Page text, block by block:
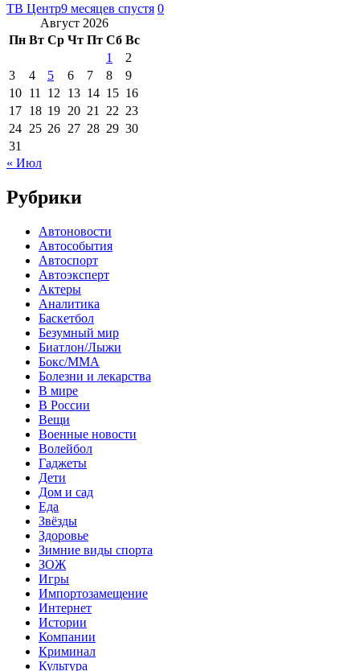
ТВ Центр9 месяцев спустя 0
Август 2026
Пн Вт Ср Чт Пт Сб Вс
1
2
3
4 5 6 7 8
9
10 11 12 13 14 15 16
17 18 19 20 21 22 23
24 25 26 27 28 29 30
31
« Июл
Рубрики
Автоновости
Автособытия
Автоспорт
Автоэксперт
Актеры
Аналитика
Баскетбол
Безумный мир
Биатлон/Лыжи
Бокс/MMA
Болезни и лекарства
В мире
В России
Вещи
Военные новости
Волейбол
Гаджеты
Дети
Дом и сад
Еда
Звёзды
Здоровье
Зимние виды спорта
ЗОЖ
Игры
Импортозамещение
Интернет
Истории
Компании
Криминал
Культура